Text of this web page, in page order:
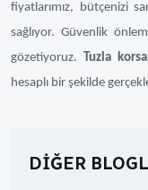
fiyatlarımız, bütçenizi
sağlıyor. Güvenlik
gözetiyoruz.
Tuzla
hesaplı bir şekilde
DIĞER